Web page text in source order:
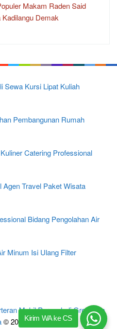
Makam Raden Said
Demak
Mobil Purwodadi Grobogan
© 2017 – 2024Kirim WA ke CS